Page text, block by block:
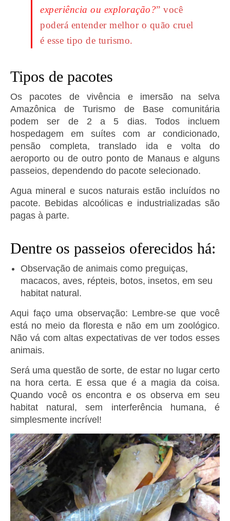
experiência ou exploração?” você
poderá entender melhor o quão cruel
é esse tipo de turismo.
Tipos de pacotes
Os pacotes de vivência e imersão na selva
Amazônica de Turismo de Base comunitária
podem ser de 2 a 5 dias. Todos incluem
hospedagem em suítes com ar condicionado,
pensão completa, translado ida e volta do
aeroporto ou de outro ponto de Manaus e alguns
passeios, dependendo do pacote selecionado.
Agua mineral e sucos naturais estão incluídos no
pacote. Bebidas alcoólicas e industrializadas são
pagas à parte.
Dentre os passeios oferecidos há:
Observação de animais como preguiças,
macacos, aves, répteis, botos, insetos, em seu
habitat natural.
Aqui faço uma observação: Lembre-se que você
está no meio da floresta e não em um zoológico.
Não vá com altas expectativas de ver todos esses
animais.
Será uma questão de sorte, de estar no lugar certo
na hora certa. E essa que é a magia da coisa.
Quando você os encontra e os observa em seu
habitat natural, sem interferência humana, é
simplesmente incrível!